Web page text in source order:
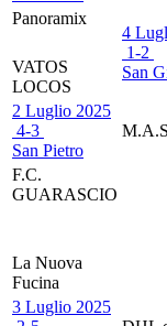
4
1-2
San
Panoramix
VATOS
LOCOS
2 Luglio 2025
4-3
San Pietro
F.C.
GUARASCIO
La Nuova
Fucina
3 Luglio 2025